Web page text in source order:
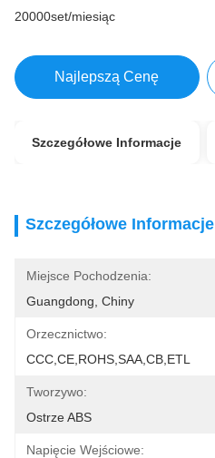
20000set/miesiąc
Najlepszą Cenę
Szczegółowe Informacje
Szczegółowe Informacje
Miejsce Pochodzenia:
Guangdong, Chiny
Orzecznictwo:
CCC,CE,ROHS,SAA,CB,ETL
Tworzywo:
Ostrze ABS
Napięcie Wejściowe: